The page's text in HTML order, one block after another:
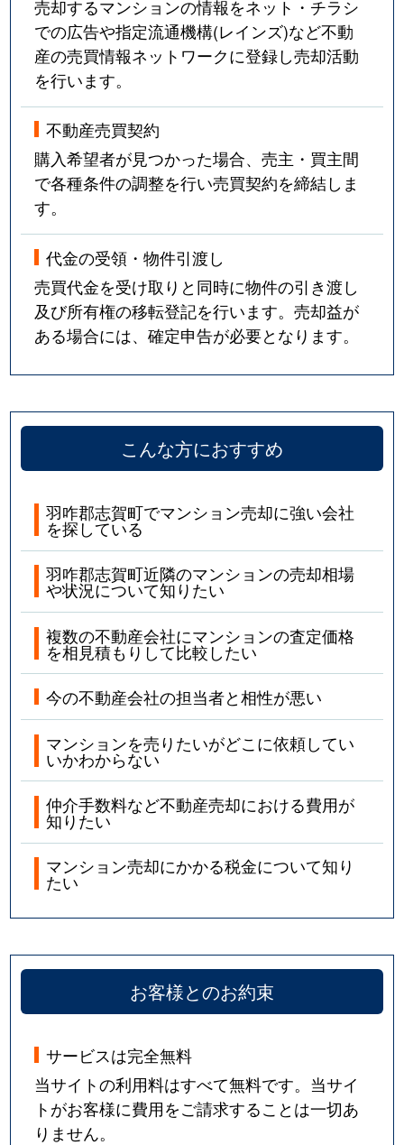
売却するマンションの情報をネット・チラシ
での広告や指定流通機構(レインズ)など不動
産の売買情報ネットワークに登録し売却活動
を行います。
不動産売買契約
購入希望者が見つかった場合、売主・買主間
で各種条件の調整を行い売買契約を締結しま
す。
代金の受領・物件引渡し
売買代金を受け取りと同時に物件の引き渡し
及び所有権の移転登記を行います。売却益が
ある場合には、確定申告が必要となります。
こんな方におすすめ
羽咋郡志賀町でマンション売却に強い会社
を探している
羽咋郡志賀町近隣のマンションの売却相場
や状況について知りたい
複数の不動産会社にマンションの査定価格
を相見積もりして比較したい
今の不動産会社の担当者と相性が悪い
マンションを売りたいがどこに依頼してい
いかわからない
仲介手数料など不動産売却における費用が
知りたい
マンション売却にかかる税金について知り
たい
お客様とのお約束
サービスは完全無料
当サイトの利用料はすべて無料です。当サイ
トがお客様に費用をご請求することは一切あ
りません。